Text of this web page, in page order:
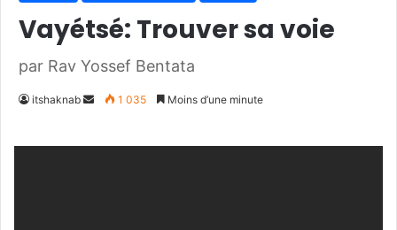
Vayétsé: Trouver sa voie
par Rav Yossef Bentata
itshaknab
Envoyer1 035 Moins d’une minute